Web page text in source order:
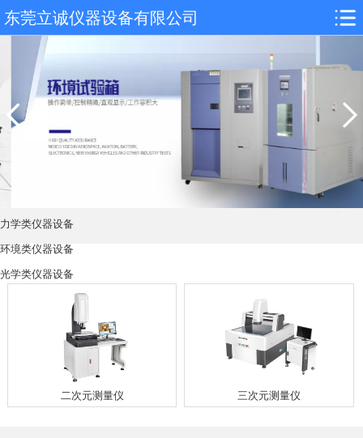
东莞立诚仪器设备有限公司
力学类仪器设备
环境类仪器设备
光学类仪器设备
二次元测量仪 三次元测量仪